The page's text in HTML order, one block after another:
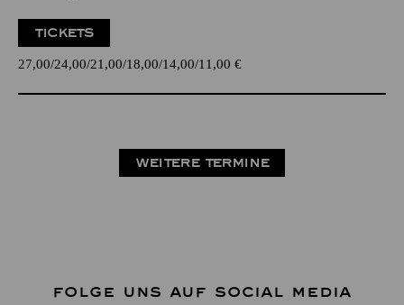
TICKETS
27,00 24,00 21,00 18,00 14,00 11,00 €
WEITERE TERMINE
FOLGE UNS AUF SOCIAL MEDIA